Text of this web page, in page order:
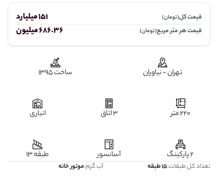
قیمت کل(تومان) 151 میلیارد
قیمت هر متر مربع(تومان) 686.36 میلیون
تهران - نیاوران ساخت 1395
220 متر 3 اتاق انباری
2 پارکینگ آسانسور طبقه 13
تعداد کل طبقات:15 طبقه آب گرم:موتور خانه